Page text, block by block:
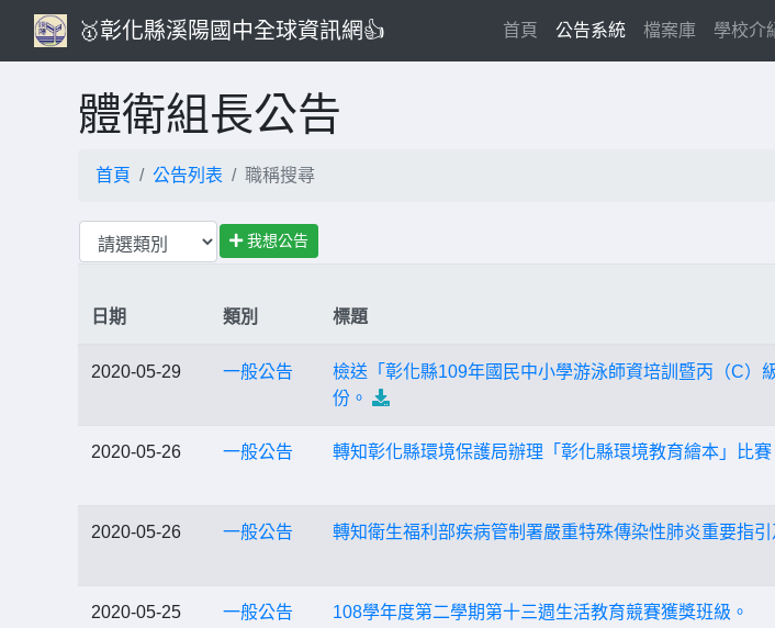
🥇彰化縣溪陽國中全球資訊網👍 首頁(current)
公告系統 檔案庫 學校介
體衛組長公告
首頁 公告列表 職稱搜尋
我想公告
日期 類別 標題
2020-05-29 一般公告
檢送「彰化縣109年國民中小學游泳師資培訓暨丙（C）
份。
2020-05-26 一般公告 轉知彰化縣環境保護局辦理「彰化縣環境教育繪本」比
2020-05-26 一般公告 轉知衛生福利部疾病管制署嚴重特殊傳染性肺炎重要指引
2020-05-25 一般公告 108學年度第二學期第十三週生活教育競賽獲獎班級。